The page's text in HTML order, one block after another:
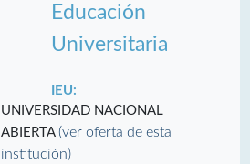
Educación
Universitaria
IEU:
UNIVERSIDAD NACIONAL
ABIERTA (ver oferta de esta
institución)